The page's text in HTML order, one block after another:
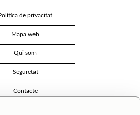
de privacitat
Mapa web
Qui som
Seguretat
Contacte